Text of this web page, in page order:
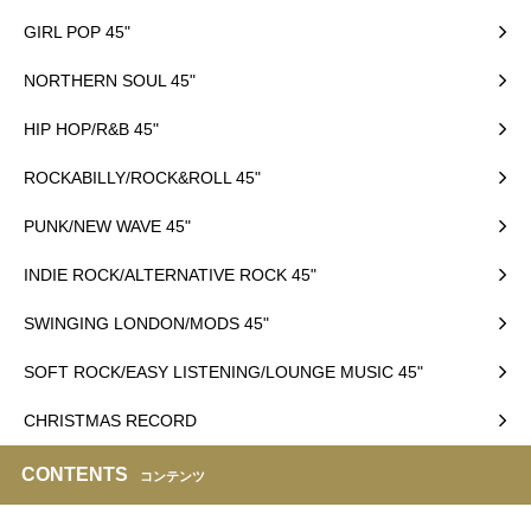
GIRL POP 45"
NORTHERN SOUL 45"
HIP HOP/R&B 45"
ROCKABILLY/ROCK&ROLL 45"
PUNK/NEW WAVE 45"
INDIE ROCK/ALTERNATIVE ROCK 45"
SWINGING LONDON/MODS 45"
SOFT ROCK/EASY LISTENING/LOUNGE MUSIC 45"
CHRISTMAS RECORD
CONTENTS コンテンツ